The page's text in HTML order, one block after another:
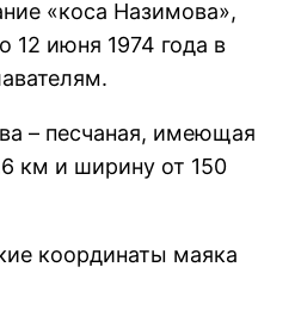
«коса Назимова»,
12 июня 1974 года в
песчаная, имеющая
км и ширину от 150
координаты маяка